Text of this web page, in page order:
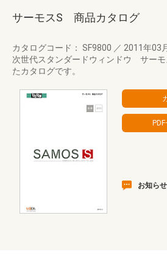
サーモスS 商品カタログ
カタログコード： SF9800 ／ 2011年03
次世代スタンダードウィンドウ サーモ
たカタログです。
お知ら